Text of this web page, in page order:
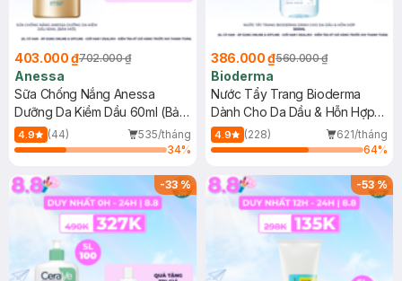
403.000 ₫702.000 ₫
Anessa
Sữa Chống Nắng Anessa
Dưỡng Da Kiềm Dầu 60ml (Bản
Mới)
4.9 (44)
535/tháng
34%
386.000 ₫560.000 ₫
Bioderma
Nước Tẩy Trang Bioderma
Dành Cho Da Dầu & Hỗn Hợp
500ml
4.9 (228)
621/tháng
64%
-33% -53%